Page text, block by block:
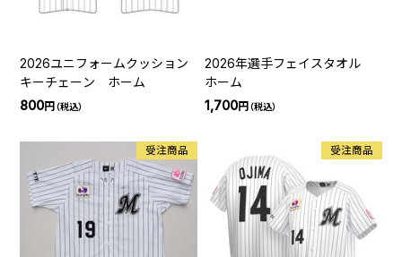
2026ユニフォームクッション
キーチェーン ホーム
800円（税込）
2026年選手フェイスタオル
ホーム
1,700円（税込）
受注商品 受注商品